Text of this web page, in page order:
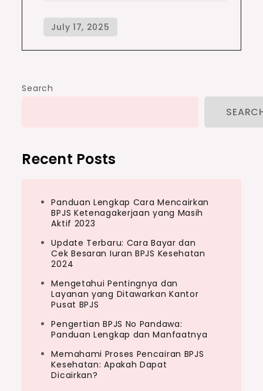
Search
Recent Posts
Panduan Lengkap Cara Mencairkan
BPJS Ketenagakerjaan yang Masih
Aktif 2023
Update Terbaru: Cara Bayar dan
Cek Besaran Iuran BPJS Kesehatan
2024
Mengetahui Pentingnya dan
Layanan yang Ditawarkan Kantor
Pusat BPJS
Pengertian BPJS No Pandawa:
Panduan Lengkap dan Manfaatnya
Memahami Proses Pencairan BPJS
Kesehatan: Apakah Dapat
Dicairkan?